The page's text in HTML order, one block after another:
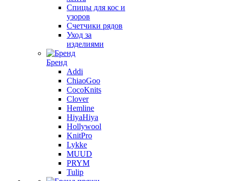
Спицы для кос и
узоров
Счетчики рядов
Уход за
изделиями
Бренд
Addi
ChiaoGoo
CocoKnits
Clover
Hemline
HiyaHiya
Hollywool
KnitPro
Lykke
MUUD
PRYM
Tulip